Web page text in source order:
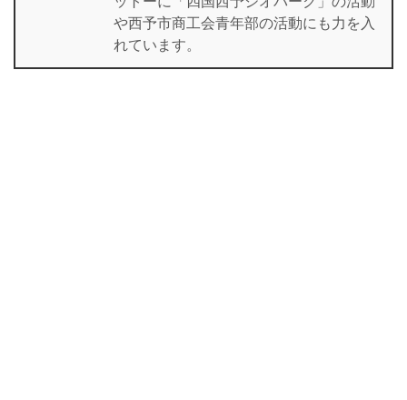
や西予市商工会青年部の活動にも力を入
れています。